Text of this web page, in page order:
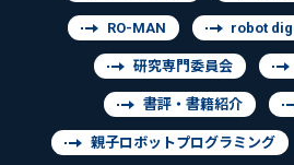
RO-MAN robot
研究専門委員会
書評・書籍紹介
親子ロボットプログラミング